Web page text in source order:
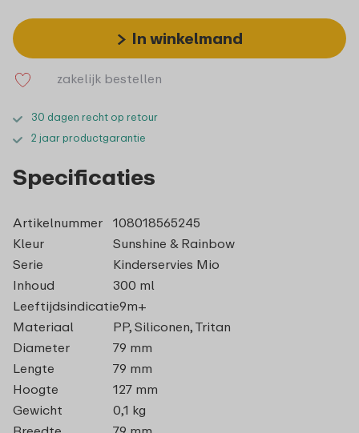
In winkelmand
zakelijk bestellen
30 dagen recht op retour
2 jaar productgarantie
Specificaties
Artikelnummer
108018565245
Kleur
Sunshine & Rainbow
Serie
Kinderservies Mio
Inhoud
300 ml
Leeftijdsindicatie9m+
Materiaal
PP, Siliconen, Tritan
Diameter
79 mm
Lengte
79 mm
Hoogte
127 mm
Gewicht
0,1 kg